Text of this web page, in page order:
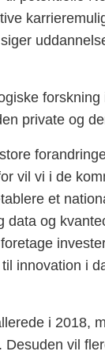
private og
vil vi i de
et
og
innovation i
i 2018,
vil